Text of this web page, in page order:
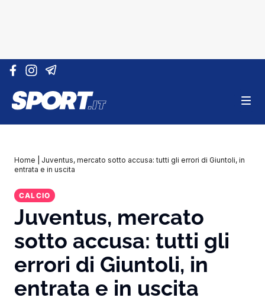
Vai al contenuto
Home
Juventus, mercato sotto accusa: tutti gli errori di Giuntoli, in
entrata e in uscita
CALCIO
Juventus, mercato
sotto accusa: tutti gli
errori di Giuntoli, in
entrata e in uscita